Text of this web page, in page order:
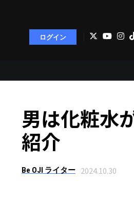
ログイン
男は化粧水
紹介
Be OJI ライター 2024.10.30